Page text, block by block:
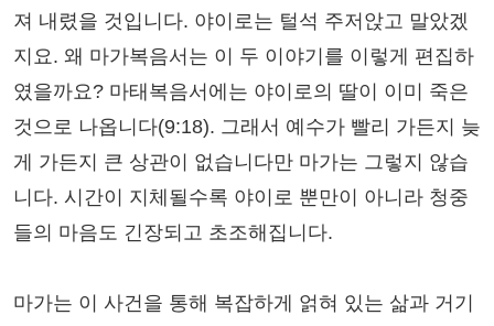
져 내렸을 것입니다. 야이로는 털석 주저앉고 말았겠
지요. 왜 마가복음서는 이 두 이야기를 이렇게 편집하
였을까요? 마태복음서에는 야이로의 딸이 이미 죽은
것으로 나옵니다(9:18). 그래서 예수가 빨리 가든지 늦
게 가든지 큰 상관이 없습니다만 마가는 그렇지 않습
니다. 시간이 지체될수록 야이로 뿐만이 아니라 청중
들의 마음도 긴장되고 초조해집니다.
마가는 이 사건을 통해 복잡하게 얽혀 있는 삶과 거기